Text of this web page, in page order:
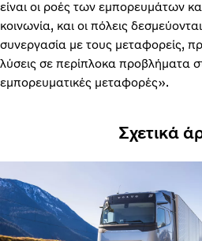
είναι οι ροές των εμπορευμάτων
κοινωνία, και οι πόλεις
συνεργασία με τους μεταφορείς,
λύσεις σε περίπλοκα προβλήματα
εμπορευματικές μεταφορές».
Σχετικά